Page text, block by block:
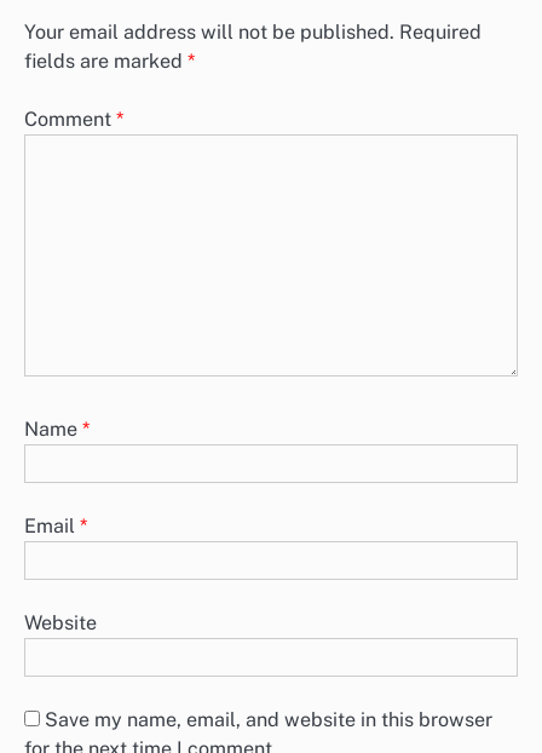
Your email address will not be published. Required
fields are marked *
Comment *
Name *
Email *
Website
Save my name, email, and website in this browser